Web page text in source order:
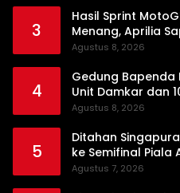
3
Hasil Sprint
Menang, Aprilia
Agustus 8, 2026
4
Gedung Bapenda
Unit Damkar dan
Agustus 8, 2026
5
Ditahan
ke Semifinal Piala
Agustus 7, 2026